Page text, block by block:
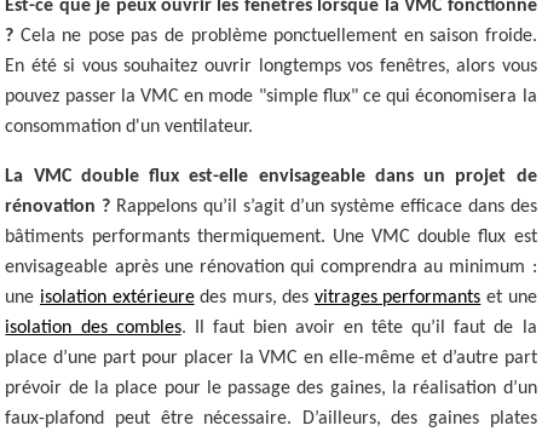
Est-ce que je peux ouvrir les fenêtres lorsque la VMC fonctionne
? Cela ne pose pas de problème ponctuellement en saison froide.
En été si vous souhaitez ouvrir longtemps vos fenêtres, alors vous
pouvez passer la VMC en mode "simple flux" ce qui économisera la
consommation d'un ventilateur.
La VMC double flux est-elle envisageable dans un projet de
rénovation ? Rappelons qu’il s’agit d’un système efficace dans des
bâtiments performants thermiquement. Une VMC double flux est
envisageable après une rénovation qui comprendra au minimum :
une isolation extérieuredes murs, des vitrages performants et une
isolation des combles. Il faut bien avoir en tête qu’il faut de la
place d’une part pour placer la VMC en elle-même et d’autre part
prévoir de la place pour le passage des gaines, la réalisation d’un
faux-plafond peut être nécessaire. D’ailleurs, des gaines plates